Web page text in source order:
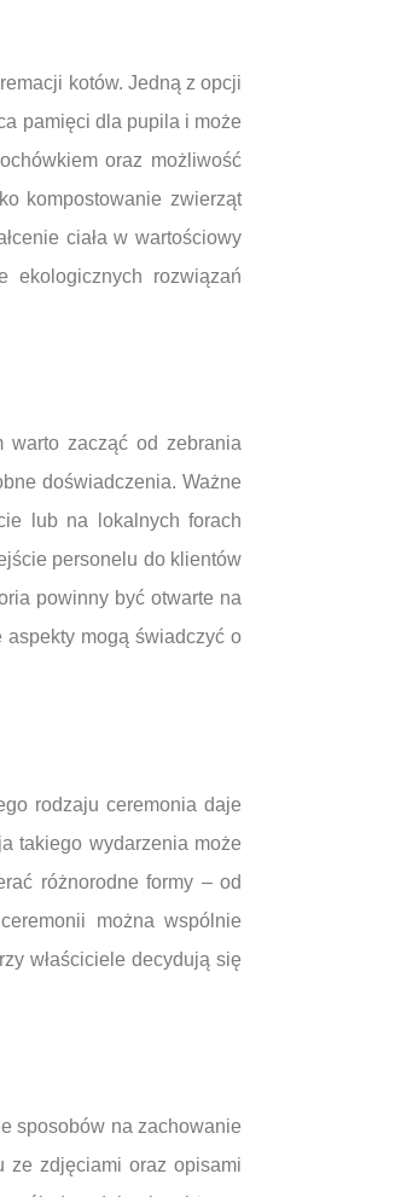
kotów. Jedną z opcji
pamięci dla pupila i może
oraz możliwość
kompostowanie zwierząt
ciała w wartościowy
ekologicznych rozwiązań
warto zacząć od zebrania
doświadczenia. Ważne
lub na lokalnych forach
personelu do klientów
powinny być otwarte na
aspekty mogą świadczyć o
rodzaju ceremonia daje
takiego wydarzenia może
różnorodne formy – od
można wspólnie
właściciele decydują się
sposobów na zachowanie
ze zdjęciami oraz opisami